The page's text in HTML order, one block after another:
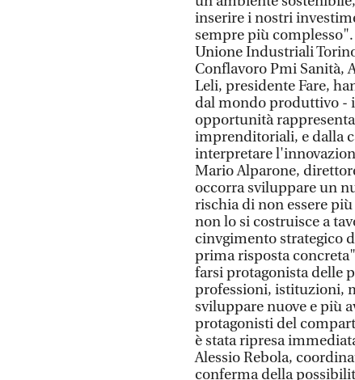
inserire i nostri
sempre più complesso".
Unione Industriali
Conflavoro Pmi Sanità,
Leli, presidente Fare,
dal mondo produttivo -
opportunità
imprenditoriali, e dalla
interpretare
Mario Alparone,
occorra sviluppare un
rischia di non essere
non lo si costruisce a
cinvgimento strategico
prima risposta
farsi protagonista delle
professioni, istituzioni,
sviluppare nuove e più
protagonisti del
è stata ripresa
Alessio Rebola,
conferma della